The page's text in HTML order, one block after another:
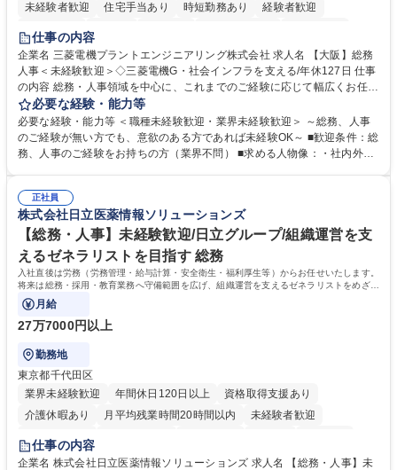
未経験者歓迎
住宅手当あり 時短勤務あり
経験者歓迎
退職金あり
駅近5分以内
土日祝休み 服装自由 寮・社宅あり 食事補助あり
仕事の内容
企業名 三菱電機プラントエンジニアリング株式会社 求人名 【大阪】総務
人事＜未経験歓迎＞◇三菱電機G・社会インフラを支える/年休127日 仕事
の内容 総務・人事領域を中心に、これまでのご経験に応じて幅広くお任せ
します。 ＜具体的には＞ ・総務/人事労務（給与・社保・勤怠管理など）
・採用・教育研修 ・福利厚生運用 など ※基本的には事務所勤務ですが、
採用や教育等の業務内容により、関西圏以外への日帰り・宿泊を伴う国内
出張もございます。 ※担当業務を持ちつつ、お互いに助け合いながら、総
必要な経験・能力等
必要な経験・能力等 ＜職種未経験歓迎・業界未経験歓迎＞ ～総務、人事
のご経験が無い方でも、意欲のある方であれば未経験OK～ ■歓迎条件：総
務、人事のご経験をお持ちの方（業界不問） ■求める人物像：・社内外の
正社員
株式会社日立医薬情報ソリューションズ
【総務・人事】未経験歓迎/日立グループ/組織運営を支
えるゼネラリストを目指す 総務
入社直後は労務（労務管理・給与計算・安全衛生・福利厚生等）からお任せいたします。
将来は総務・採用・教育業務へ守備範囲を広げ、組織運営を支えるゼネラリストをめざせ
ます。
月給
27万7000円以上
勤務地
東京都千代田区
業界未経験歓迎
年間休日120日以上
資格取得支援あり
介護休暇あり
月平均残業時間20時間以内
未経験者歓迎
住宅手当あり
育休あり
完全週休2日制 交通費支給 土日祝休み 寮・社宅あり
仕事の内容
企業名 株式会社日立医薬情報ソリューションズ 求人名 【総務・人事】未